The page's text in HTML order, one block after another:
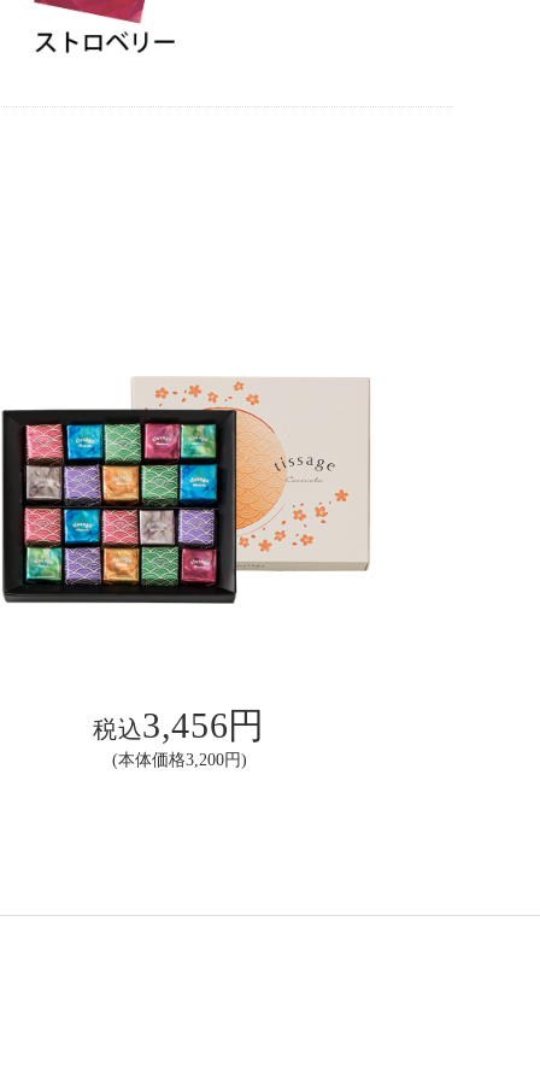
税込3,456円
(本体価格3,200円)